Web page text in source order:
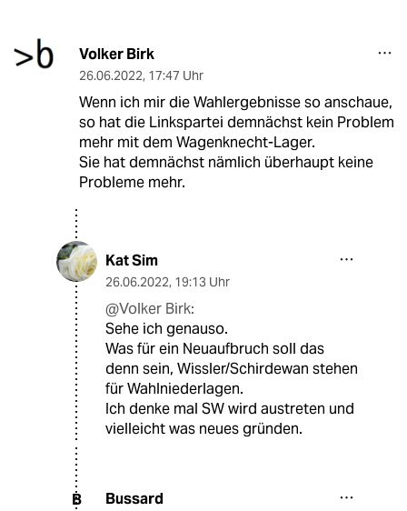
Volker Birk
26.06.2022, 17:47 Uhr
Wenn ich mir die Wahlergebnisse so anschaue,
so hat die Linkspartei demnächst kein Problem
mehr mit dem Wagenknecht-Lager.
Sie hat demnächst nämlich überhaupt keine
Probleme mehr.
Kat Sim
26.06.2022, 19:13 Uhr
@Volker Birk:
Sehe ich genauso.
Was für ein Neuaufbruch soll das
denn sein, Wissler/Schirdewan stehen
für Wahlniederlagen.
Ich denke mal SW wird austreten und
vielleicht was neues gründen.
B Bussard